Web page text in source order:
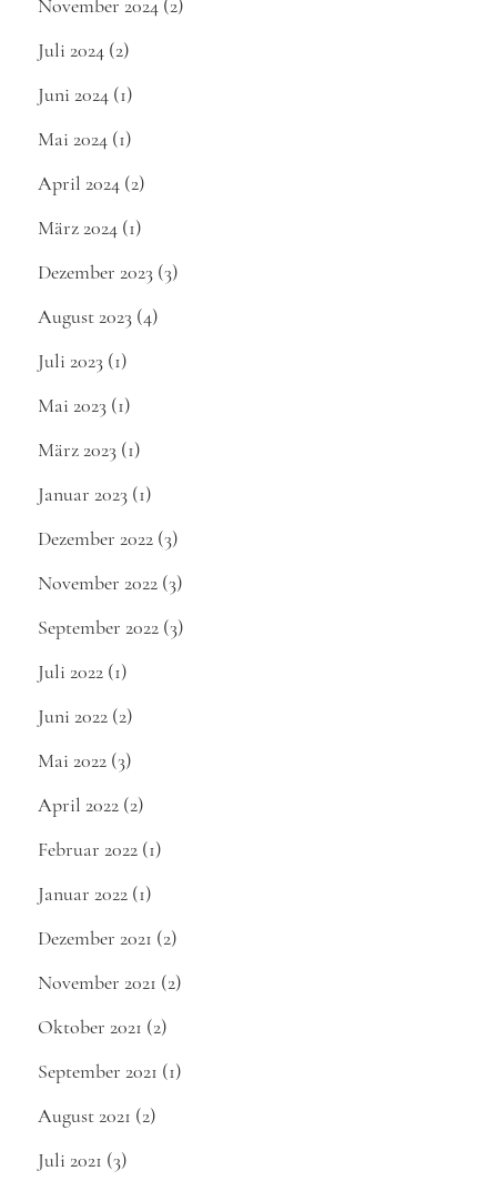
November 2024 (2)
Juli 2024 (2)
Juni 2024 (1)
Mai 2024 (1)
April 2024 (2)
März 2024 (1)
Dezember 2023 (3)
August 2023 (4)
Juli 2023 (1)
Mai 2023 (1)
März 2023 (1)
Januar 2023 (1)
Dezember 2022 (3)
November 2022 (3)
September 2022 (3)
Juli 2022 (1)
Juni 2022 (2)
Mai 2022 (3)
April 2022 (2)
Februar 2022 (1)
Januar 2022 (1)
Dezember 2021 (2)
November 2021 (2)
Oktober 2021 (2)
September 2021 (1)
August 2021 (2)
Juli 2021 (3)